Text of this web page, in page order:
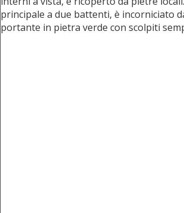
principale a due battenti, è incorniciato
portante in pietra verde con scolpiti